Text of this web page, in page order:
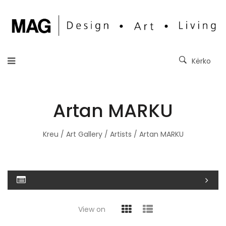
Kërko
Artan MARKU
Kreu / Art Gallery/ Artists / Artan MARKU
View on